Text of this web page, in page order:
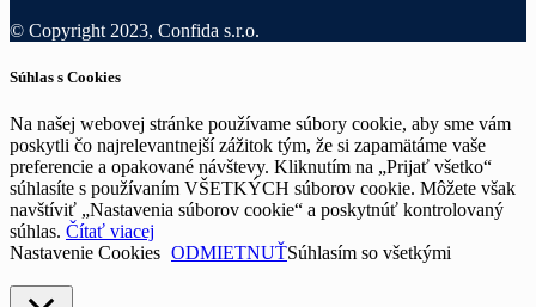
© Copyright 2023, Confida s.r.o.
Súhlas s Cookies
Na našej webovej stránke používame súbory cookie, aby sme vám
poskytli čo najrelevantnejší zážitok tým, že si zapamätáme vaše
preferencie a opakované návštevy. Kliknutím na „Prijať všetko“
súhlasíte s používaním VŠETKÝCH súborov cookie. Môžete však
navštíviť „Nastavenia súborov cookie“ a poskytnúť kontrolovaný
súhlas. Čítať viacej
Nastavenie Cookies ODMIETNUŤSúhlasím so všetkými